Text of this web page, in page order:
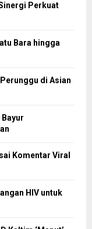
Perkuat
Bara hingga
di Asian
Komentar Viral
HIV untuk